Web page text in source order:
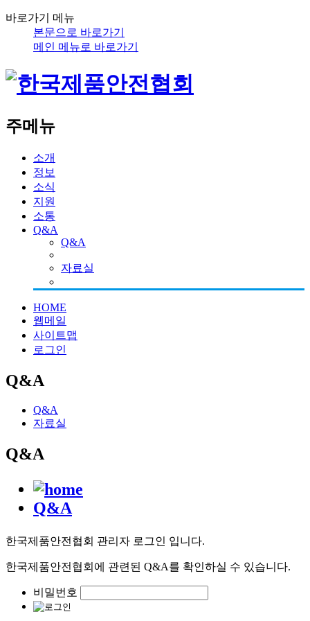
바로가기 메뉴
본문으로 바로가기
메인 메뉴로 바로가기
주메뉴
소개
정보
소식
지원
소통
Q&A
Q&A
자료실
HOME
웹메일
사이트맵
로그인
Q&A
Q&A
자료실
Q&A
Q&A
한국제품안전협회 관리자 로그인 입니다.
한국제품안전협회에 관련된 Q&A를 확인하실 수 있습니다.
비밀번호